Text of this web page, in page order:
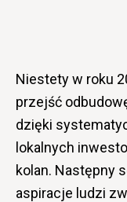
Niestety w roku
przejść
dzięki
lokalnych
kolan. Następny
aspiracje ludzi